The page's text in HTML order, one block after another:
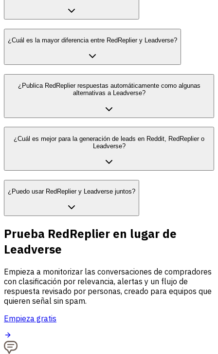
¿Cuál es la mayor diferencia entre RedReplier y Leadverse?
¿Publica RedReplier respuestas automáticamente como algunas
alternativas a Leadverse?
¿Cuál es mejor para la generación de leads en Reddit, RedReplier o
Leadverse?
¿Puedo usar RedReplier y Leadverse juntos?
Prueba RedReplier en lugar de
Leadverse
Empieza a monitorizar las conversaciones de compradores
con clasificación por relevancia, alertas y un flujo de
respuesta revisado por personas, creado para equipos que
quieren señal sin spam.
Empieza gratis